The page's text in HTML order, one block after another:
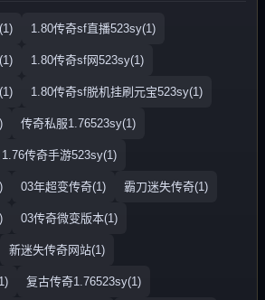
1.80传奇sf直播523sy(1)
1.80传奇sf网523sy(1)
1.80传奇sf脱机挂刷元宝523sy(1)
传奇私服1.76523sy(1)
1.76传奇手游523sy(1)
03年超变传奇(1) 霸刀迷失传奇(1)
03传奇微变版本(1)
新迷失传奇网站(1)
复古传奇1.76523sy(1)